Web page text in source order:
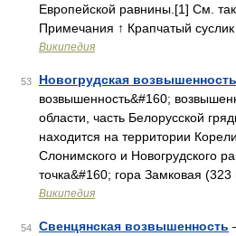
Европейской равнины.[1] См.
Примечания ↑ Крапчатый суслик
Википедия
53 Новогрудская возвышенность
возвышенность&#160;
области, часть Белорусской
находится на территории
Слонимского и Новогрудского
точка&#160; гора Замковая
Википедия
54 Свенцянская возвышенность